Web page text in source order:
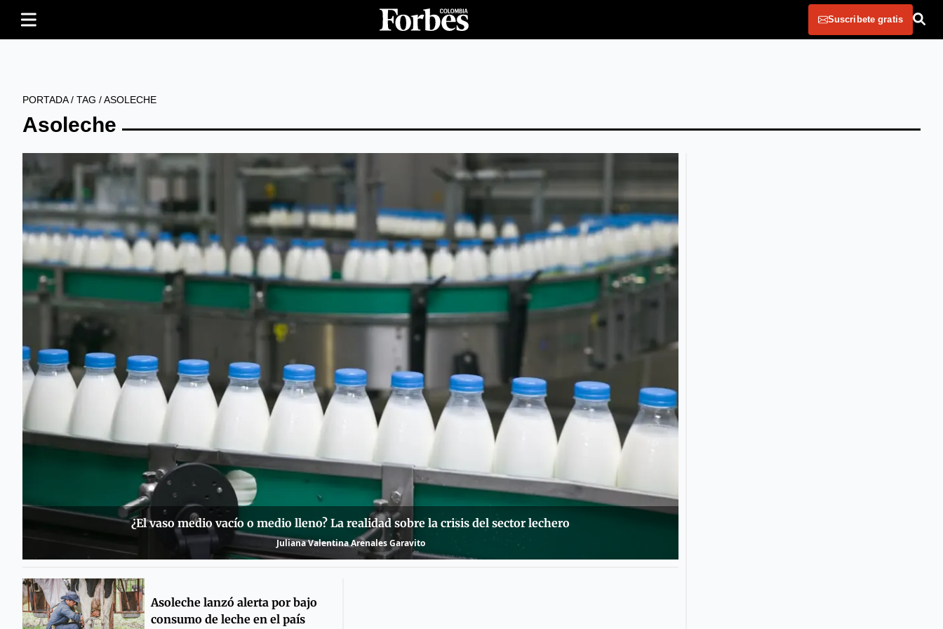
Suscribete gratis
PORTADA/ TAG /ASOLECHE
Asoleche
¿El vaso medio vacío o medio lleno? La realidad sobre la crisis del sector lechero
Juliana Valentina Arenales Garavito
Asoleche lanzó alerta por bajo
consumo de leche en el país